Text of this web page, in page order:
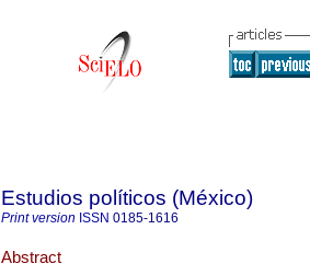
Estudios políticos (México)
Print version ISSN 0185-1616
Abstract